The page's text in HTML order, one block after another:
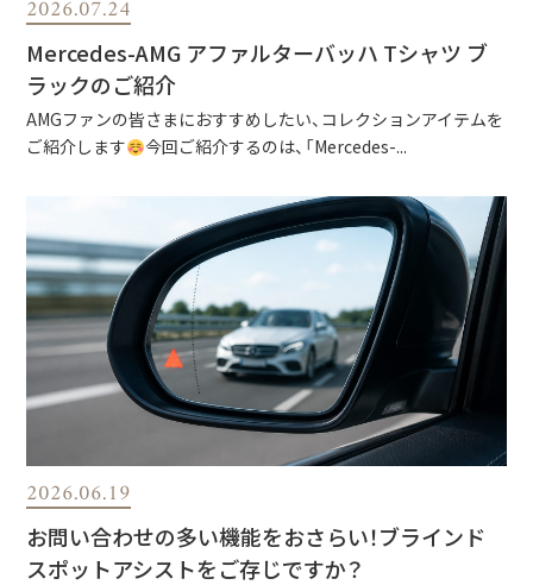
2026.07.24
Mercedes-AMG アファルターバッハ Tシャツ ブ
ラックのご紹介
AMGファンの皆さまにおすすめしたい、コレクションアイテムを
ご紹介します
今回ご紹介するのは、「Mercedes-...
2026.06.19
お問い合わせの多い機能をおさらい！ブラインド
スポットアシストをご存じですか？